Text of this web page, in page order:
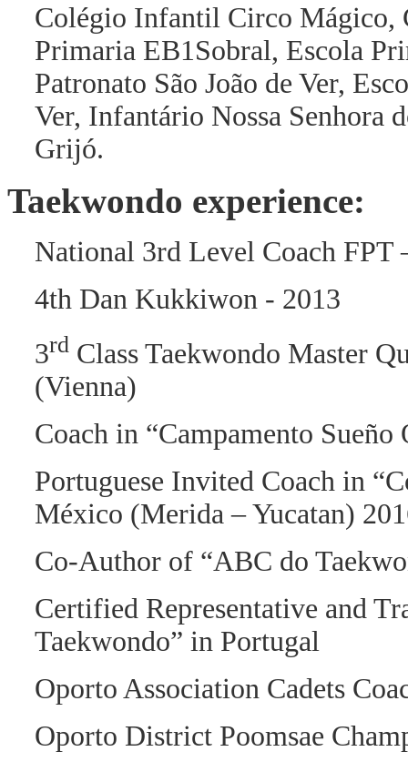
Colégio Infantil Circo Mágico,
Primaria EB1Sobral, Escola
Patronato São João de Ver,
Ver, Infantário Nossa Senhora
Grijó.
Taekwondo experience:
National 3rd Level Coach FPT
4th Dan Kukkiwon - 2013
3rd Class Taekwondo Master
(Vienna)
Coach in “Campamento
Portuguese Invited Coach in
México (Merida – Yucatan)
Co-Author of “ABC do
Certified Representative and
Taekwondo” in Portugal
Oporto Association Cadets
Oporto District Poomsae